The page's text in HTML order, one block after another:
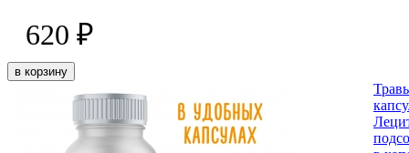
620 ₽
в корзину